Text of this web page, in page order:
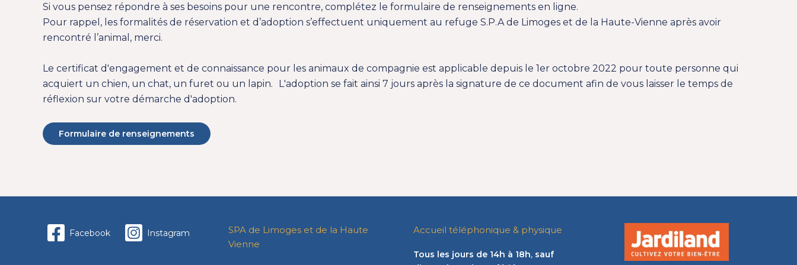
Si vous pensez répondre à ses besoins pour une rencontre, complétez le formulaire de renseignements en ligne.
Pour rappel, les formalités de réservation et d’adoption s’effectuent uniquement au refuge S.P.A de Limoges et de la Haute-Vienne après avoir
rencontré l’animal, merci.
Le certificat d'engagement et de connaissance pour les animaux de compagnie est applicable depuis le 1er octobre 2022 pour toute personne qui
acquiert un chien, un chat, un furet ou un lapin. L'adoption se fait ainsi 7 jours après la signature de ce document afin de vous laisser le temps de
réflexion sur votre démarche d'adoption.
Formulaire de renseignements
Facebook Instagram
SPA de Limoges et de la Haute
Vienne
Accueil téléphonique & physique
Tous les jours de 14h à 18h, sauf